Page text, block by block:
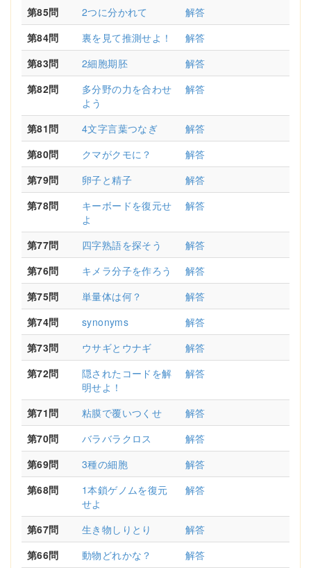
第85問 2つに分かれて
解答
第84問
裏を見て推測せよ！
解答
第83問
2細胞期胚
解答
第82問
多分野の力を合わせ
よう
解答
第81問 4文字言葉つなぎ
解答
第80問
クマがクモに？
解答
第79問
卵子と精子
解答
第78問
キーボードを復元せ
よ
解答
第77問 四字熟語を探そう
解答
第76問
キメラ分子を作ろう
解答
第75問
単量体は何？
解答
第74問
synonyms
解答
第73問
ウサギとウナギ
解答
第72問
隠されたコードを解
明せよ！
解答
第71問 粘膜で覆いつくせ
解答
第70問
バラバラクロス
解答
第69問
3種の細胞
解答
第68問
1本鎖ゲノムを復元
せよ
解答
第67問 生き物しりとり
解答
第66問
動物どれかな？
解答